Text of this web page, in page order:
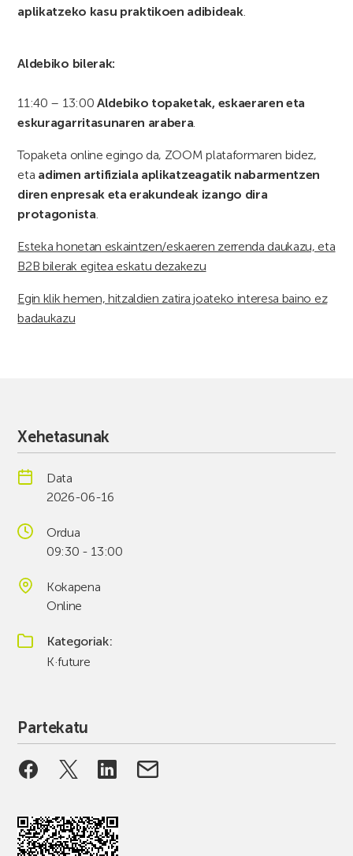
aplikatzeko kasu praktikoen adibideak
Aldebiko bilerak:
11:40 – 13:00 Aldebiko topaketak, eskaeraren eta
eskuragarritasunaren arabera
Topaketa online egingo da, ZOOM plataformaren bidez,
eta adimen artifiziala aplikatzeagatik nabarmentzen
diren enpresak eta erakundeak izango dira
protagonista
Esteka honetan eskaintzen/eskaeren zerrenda daukazu, eta
B2B bilerak egitea eskatu dezakezu
Egin klik hemen, hitzaldien zatira joateko interesa baino ez
badaukazu
Xehetasunak
Data
2026-06-16
Ordua
09:30 - 13:00
Kokapena
Online
Kategoriak
K·future
Partekatu